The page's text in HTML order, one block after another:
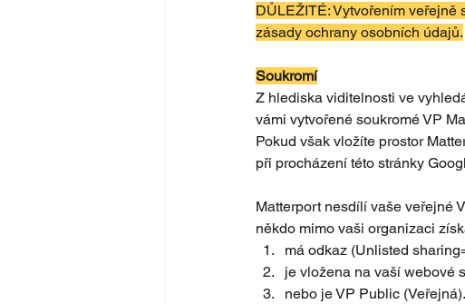
DŮLEŽITÉ: Vytvořením veřejně
zásady ochrany osobních údajů.
Soukromí
Z hlediska viditelnosti ve
vámi vytvořené soukromé VP
Pokud však vložíte prostor
při procházení této stránky
Matterport nesdílí vaše veřejné
někdo mimo vaši organizaci
má odkaz (Unlisted
je vložena na vaší webové
nebo je VP Public (Veřejná).